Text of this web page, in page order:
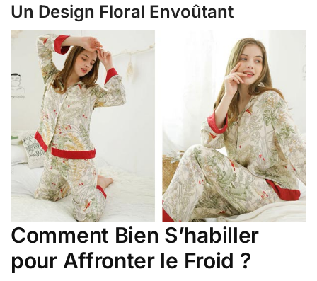
Un Design Floral Envoûtant
Comment Bien S’habiller
pour Affronter le Froid ?